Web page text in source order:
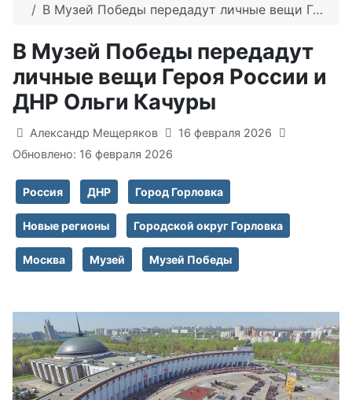
В Музей Победы передадут личные вещи Героя России и ДНР Ольги Качуры
В Музей Победы передадут
личные вещи Героя России и
ДНР Ольги Качуры
Информация о материале
Александр Мещеряков
16 февраля 2026
Обновлено: 16 февраля 2026
Россия ДНР Город Горловка
Новые регионы Городской округ Горловка
Москва Музей Музей Победы